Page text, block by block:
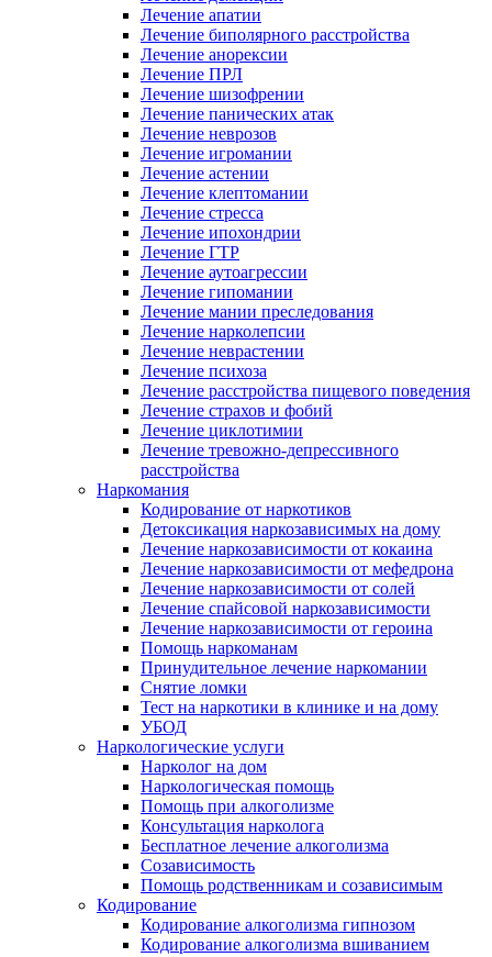
Лечение апатии
Лечение биполярного расстройства
Лечение анорексии
Лечение ПРЛ
Лечение шизофрении
Лечение панических атак
Лечение неврозов
Лечение игромании
Лечение астении
Лечение клептомании
Лечение стресса
Лечение ипохондрии
Лечение ГТР
Лечение аутоагрессии
Лечение гипомании
Лечение мании преследования
Лечение нарколепсии
Лечение неврастении
Лечение психоза
Лечение расстройства пищевого поведения
Лечение страхов и фобий
Лечение циклотимии
Лечение тревожно-депрессивного
расстройства
Наркомания
Кодирование от наркотиков
Детоксикация наркозависимых на дому
Лечение наркозависимости от кокаина
Лечение наркозависимости от мефедрона
Лечение наркозависимости от солей
Лечение спайсовой наркозависимости
Лечение наркозависимости от героина
Помощь наркоманам
Принудительное лечение наркомании
Снятие ломки
Тест на наркотики в клинике и на дому
УБОД
Наркологические услуги
Нарколог на дом
Наркологическая помощь
Помощь при алкоголизме
Консультация нарколога
Бесплатное лечение алкоголизма
Созависимость
Помощь родственникам и созависимым
Кодирование
Кодирование алкоголизма гипнозом
Кодирование алкоголизма вшиванием